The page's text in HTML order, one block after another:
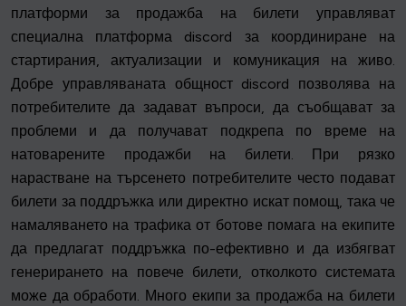
платформи за продажба на билети управляват
специална платформа discord за координиране на
стартирания, актуализации и комуникация на живо.
Добре управляваната общност discord позволява на
потребителите да задават въпроси, да съобщават за
проблеми и да получават подкрепа по време на
натоварените продажби на билети. При рязко
нарастване на търсенето потребителите често подават
билети за поддръжка или директно искат помощ, така че
намаляването на трафика от ботове помага на екипите
да предлагат поддръжка по-ефективно и да избягват
генерирането на повече билети, отколкото системата
може да обработи. Много екипи за продажба на билети